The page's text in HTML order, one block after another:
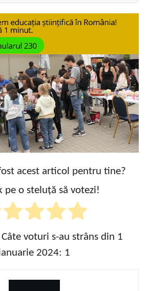
acest articol pentru tine?
pe o steluță să votezi!
voturi s-au strâns din 1
2024: 1